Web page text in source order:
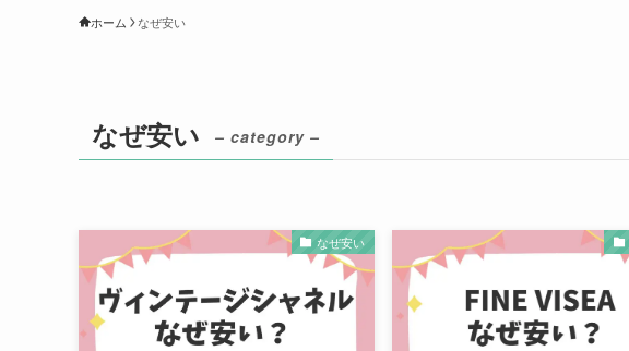
ホーム なぜ安い
なぜ安い – category –
なぜ安い